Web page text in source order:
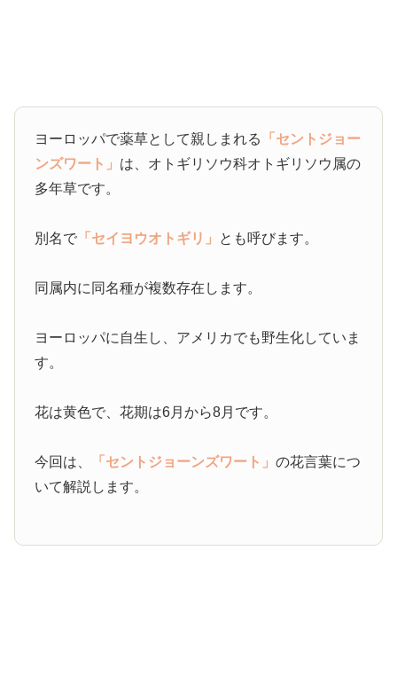
ヨーロッパで薬草として親しまれる
「セントジョー
ンズワート」 は、オトギリソウ科オトギリソウ属の
多年草です。
別名で 「セイヨウオトギリ」 とも呼びます。
同属内に同名種が複数存在します。
ヨーロッパに自生し、アメリカでも野生化していま
す。
花は黄色で、花期は6月から8月です。
今回は、 「セントジョーンズワート」の花言葉につ
いて解説します。